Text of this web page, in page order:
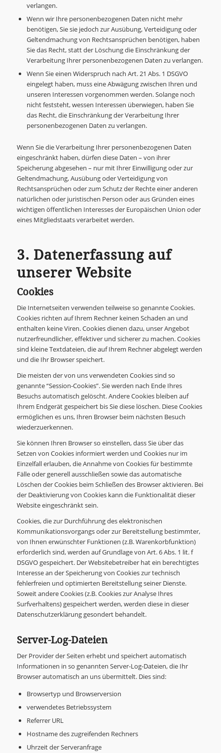
verlangen.
Wenn wir Ihre personenbezogenen Daten nicht mehr
benötigen, Sie sie jedoch zur Ausübung, Verteidigung oder
Geltendmachung von Rechtsansprüchen benötigen, haben
Sie das Recht, statt der Löschung die Einschränkung der
Verarbeitung Ihrer personenbezogenen Daten zu verlangen.
Wenn Sie einen Widerspruch nach Art. 21 Abs. 1 DSGVO
eingelegt haben, muss eine Abwägung zwischen Ihren und
unseren Interessen vorgenommen werden. Solange noch
nicht feststeht, wessen Interessen überwiegen, haben Sie
das Recht, die Einschränkung der Verarbeitung Ihrer
personenbezogenen Daten zu verlangen.
Wenn Sie die Verarbeitung Ihrer personenbezogenen Daten
eingeschränkt haben, dürfen diese Daten – von ihrer
Speicherung abgesehen – nur mit Ihrer Einwilligung oder zur
Geltendmachung, Ausübung oder Verteidigung von
Rechtsansprüchen oder zum Schutz der Rechte einer anderen
natürlichen oder juristischen Person oder aus Gründen eines
wichtigen öffentlichen Interesses der Europäischen Union oder
eines Mitgliedstaats verarbeitet werden.
3. Datenerfassung auf
unserer Website
Cookies
Die Internetseiten verwenden teilweise so genannte Cookies.
Cookies richten auf Ihrem Rechner keinen Schaden an und
enthalten keine Viren. Cookies dienen dazu, unser Angebot
nutzerfreundlicher, effektiver und sicherer zu machen. Cookies
sind kleine Textdateien, die auf Ihrem Rechner abgelegt werden
und die Ihr Browser speichert.
Die meisten der von uns verwendeten Cookies sind so
genannte “Session-Cookies”. Sie werden nach Ende Ihres
Besuchs automatisch gelöscht. Andere Cookies bleiben auf
Ihrem Endgerät gespeichert bis Sie diese löschen. Diese Cookies
ermöglichen es uns, Ihren Browser beim nächsten Besuch
wiederzuerkennen.
Sie können Ihren Browser so einstellen, dass Sie über das
Setzen von Cookies informiert werden und Cookies nur im
Einzelfall erlauben, die Annahme von Cookies für bestimmte
Fälle oder generell ausschließen sowie das automatische
Löschen der Cookies beim Schließen des Browser aktivieren. Bei
der Deaktivierung von Cookies kann die Funktionalität dieser
Website eingeschränkt sein.
Cookies, die zur Durchführung des elektronischen
Kommunikationsvorgangs oder zur Bereitstellung bestimmter,
von Ihnen erwünschter Funktionen (z.B. Warenkorbfunktion)
erforderlich sind, werden auf Grundlage von Art. 6 Abs. 1 lit. f
DSGVO gespeichert. Der Websitebetreiber hat ein berechtigtes
Interesse an der Speicherung von Cookies zur technisch
fehlerfreien und optimierten Bereitstellung seiner Dienste.
Soweit andere Cookies (z.B. Cookies zur Analyse Ihres
Surfverhaltens) gespeichert werden, werden diese in dieser
Datenschutzerklärung gesondert behandelt.
Server-Log-Dateien
Der Provider der Seiten erhebt und speichert automatisch
Informationen in so genannten Server-Log-Dateien, die Ihr
Browser automatisch an uns übermittelt. Dies sind:
Browsertyp und Browserversion
verwendetes Betriebssystem
Referrer URL
Hostname des zugreifenden Rechners
Uhrzeit der Serveranfrage